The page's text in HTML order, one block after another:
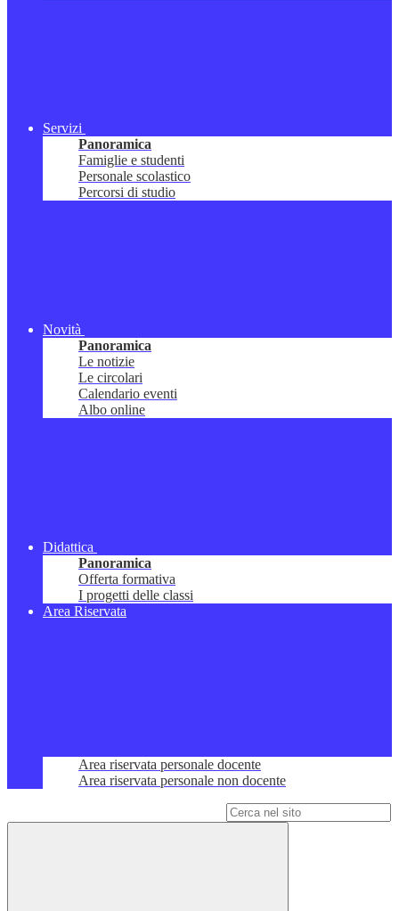
Servizi
Panoramica
Famiglie e studenti
Personale scolastico
Percorsi di studio
Novità
Panoramica
Le notizie
Le circolari
Calendario eventi
Albo online
Didattica
Panoramica
Offerta formativa
I progetti delle classi
Area Riservata
Area riservata personale docente
Area riservata personale non docente